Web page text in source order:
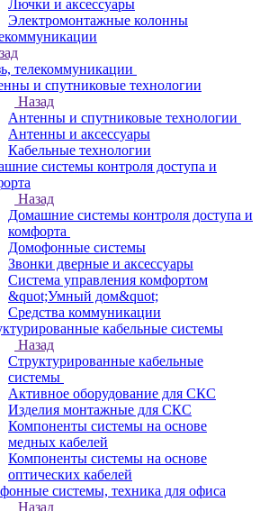
Лючки и аксессуары
Электромонтажные колонны
телекоммуникации
и спутниковые технологии
Назад
Антенны и спутниковые технологии
Антенны и аксессуары
Кабельные технологии
системы контроля доступа и
Назад
Домашние системы контроля доступа и
комфорта
Домофонные системы
Звонки дверные и аксессуары
Система управления комфортом
&quot;Умный дом&quot;
Средства коммуникации
кабельные системы
Назад
Структурированные кабельные
системы
Активное оборудование для СКС
Изделия монтажные для СКС
Компоненты системы на основе
медных кабелей
Компоненты системы на основе
оптических кабелей
системы, техника для офиса
Назад